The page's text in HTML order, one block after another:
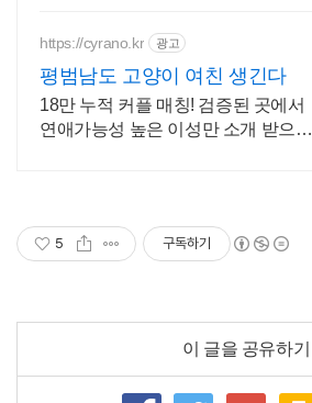
https://cyrano.kr 광고
평범남도 고양이 여친 생긴다
18만 누적 커플 매칭! 검증된 곳에서
연애가능성 높은 이성만 소개 받으세
5 구독하기
이 글을 공유하기